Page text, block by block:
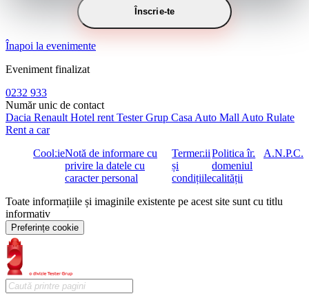
Înscrie-te
Înapoi la evenimente
Eveniment finalizat
0232 933
Număr unic de contact
Dacia Renault Hotel rent Tester Grup Casa Auto Mall Auto Rulate
Rent a car
CookieNotă de informare cu
privire la datele cu
caracter personal
Termenii
și
condițiile
Politica în
domeniul
calității
A.N.P.C.
Toate informațiile și imaginile existente pe acest site sunt cu titlu
informativ
Preferințe cookie